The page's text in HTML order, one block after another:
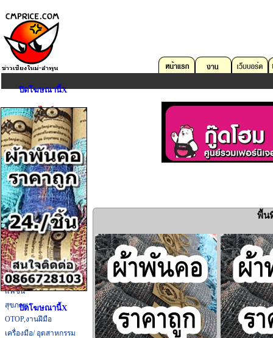
ตลาดออนไลน์
คอมพิวเตอร์
บริการด้าน IT
อสังหาริมทรัพย์
ยานพาหนะ
งาน
อุปกรณ์สื่อสาร
กล้องถ่ายรูป
Game,Entertain
ดนตรี,กีฬา,สัตว์เลี้ยง
การศึกษา,หนังสือ«
เครื่องมือเครื่องใช้
ที่กิน,ที่เที่ยว
แฟชั่น
สุขภาพ
OTOP,งานฝีมือ
เครื่องมือ/ อุตสาหกรรม
พื้น
ปิดโฆษณานี้X
ปิดโฆษณานี้X